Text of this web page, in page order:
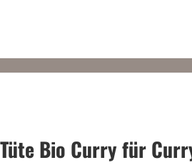
Bio Curry für